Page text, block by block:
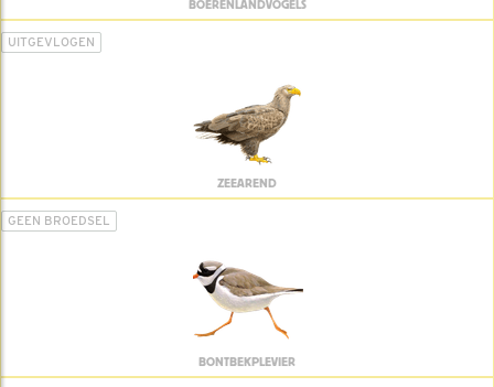
BOERENLANDVOGELS
UITGEVLOGEN
ZEEAREND
GEEN BROEDSEL
BONTBEKPLEVIER